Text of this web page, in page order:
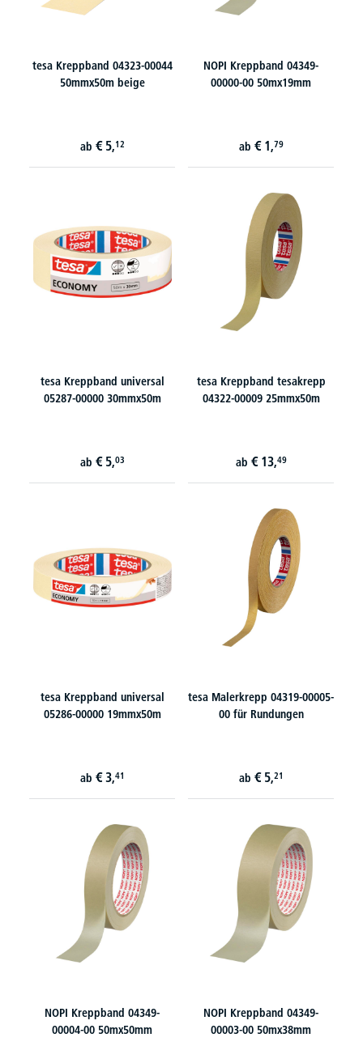
tesa Kreppband 04323-00044
50mmx50m beige
ab € 5,12
NOPI Kreppband 04349-
00000-00 50mx19mm
ab € 1,79
tesa Kreppband universal
05287-00000 30mmx50m
ab € 5,03
tesa Kreppband tesakrepp
04322-00009 25mmx50m
ab € 13,49
tesa Kreppband universal
05286-00000 19mmx50m
ab € 3,41
tesa Malerkrepp 04319-00005-
00 für Rundungen
ab € 5,21
NOPI Kreppband 04349-
00004-00 50mx50mm
NOPI Kreppband 04349-
00003-00 50mx38mm